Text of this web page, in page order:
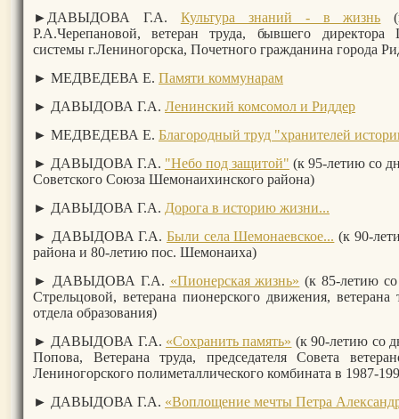
► ДАВЫДОВА Г.А. Культура знаний - в жизнь
Р.А.Черепановой, ветеран труда, бывшего директора
системы г.Лениногорска, Почетного гражданина города
► МЕДВЕДЕВА Е. Памяти коммунарам
► ДАВЫДОВА Г.А. Ленинский комсомол и Риддер
► МЕДВЕДЕВА Е. Благородный труд "хранителей
► ДАВЫДОВА Г.А. "Небо под защитой" (к 95-летию со
Советского Союза Шемонаихинского района)
► ДАВЫДОВА Г.А. Дорога в историю жизни...
► ДАВЫДОВА Г.А.Были села Шемонаевское... (к 90-
района и 80-летию пос. Шемонаиха)
► ДАВЫДОВА Г.А. «Пионерская жизнь» (к 85-летию
Стрельцовой, ветерана пионерского движения, ветерана
отдела образования)
► ДАВЫДОВА Г.А. «Сохранить память» (к 90-летию со
Попова, Ветерана труда, председателя Совета
Лениногорского полиметаллического комбината в 1987-
► ДАВЫДОВА Г.А. «Воплощение мечты Петра